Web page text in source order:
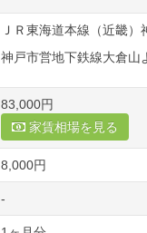
ＪＲ東海道本線（近畿
神戸市営地下鉄線大倉山
83,000円
家賃相場を見る
8,000円
-